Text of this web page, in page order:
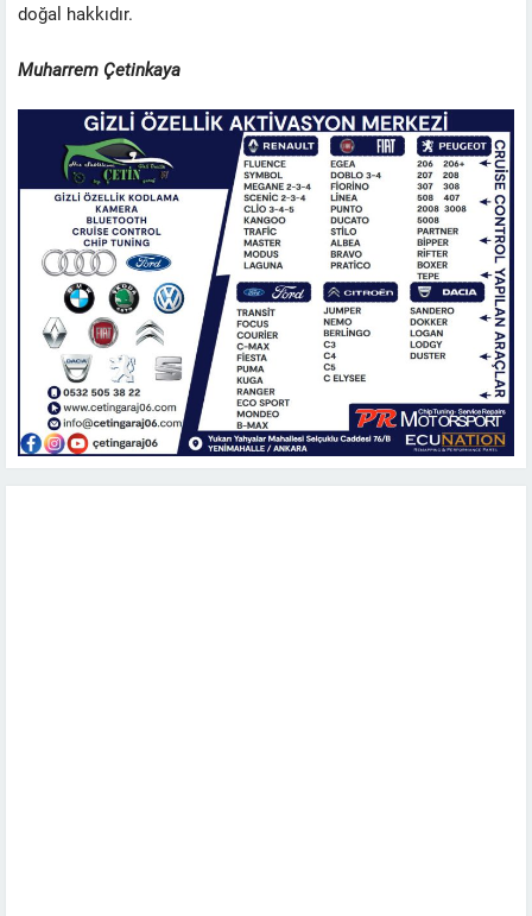
doğal hakkıdır.
Muharrem Çetinkaya